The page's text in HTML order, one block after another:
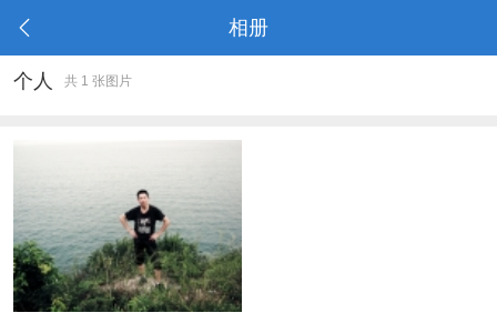
相册
个人 共 1 张图片